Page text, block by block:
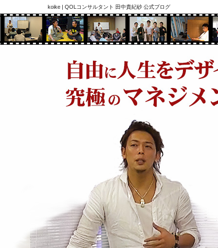
koike | QOLコンサルタント 田中貴紀砂 公式ブログ